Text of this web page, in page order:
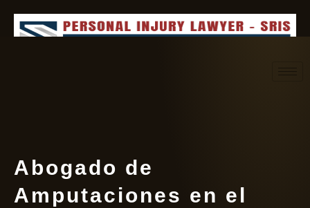
Abogado de
Amputaciones en el